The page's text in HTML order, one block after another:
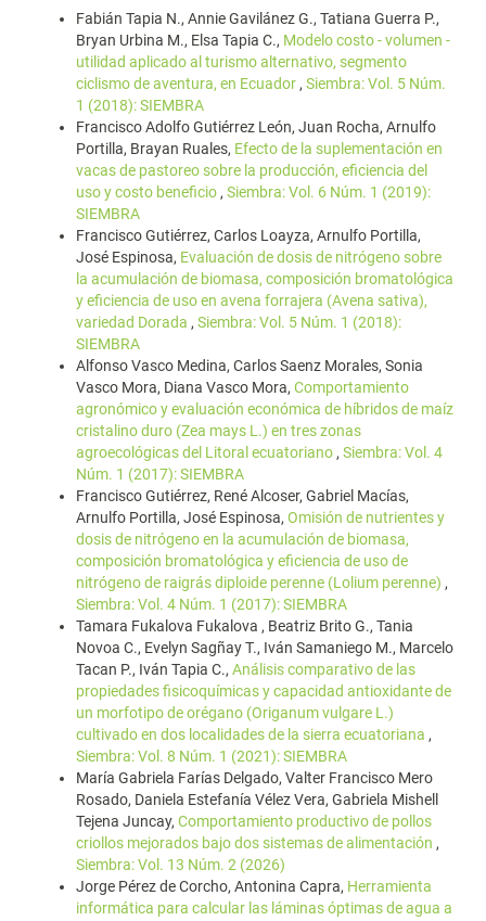
Fabián Tapia N., Annie Gavilánez G., Tatiana Guerra P.,
Bryan Urbina M., Elsa Tapia C., Modelo costo - volumen -
utilidad aplicado al turismo alternativo, segmento
ciclismo de aventura, en Ecuador, Siembra: Vol. 5 Núm.
1 (2018): SIEMBRA
Francisco Adolfo Gutiérrez León, Juan Rocha, Arnulfo
Portilla, Brayan Ruales, Efecto de la suplementación en
vacas de pastoreo sobre la producción, eficiencia del
uso y costo beneficio, Siembra: Vol. 6 Núm. 1 (2019):
SIEMBRA
Francisco Gutiérrez, Carlos Loayza, Arnulfo Portilla,
José Espinosa, Evaluación de dosis de nitrógeno sobre
la acumulación de biomasa, composición bromatológica
y eficiencia de uso en avena forrajera (Avena sativa),
variedad Dorada , Siembra: Vol. 5 Núm. 1 (2018):
SIEMBRA
Alfonso Vasco Medina, Carlos Saenz Morales, Sonia
Vasco Mora, Diana Vasco Mora, Comportamiento
agronómico y evaluación económica de híbridos de maíz
cristalino duro (Zea mays L.) en tres zonas
agroecológicas del Litoral ecuatoriano, Siembra: Vol. 4
Núm. 1 (2017): SIEMBRA
Francisco Gutiérrez, René Alcoser, Gabriel Macías,
Arnulfo Portilla, José Espinosa, Omisión de nutrientes y
dosis de nitrógeno en la acumulación de biomasa,
composición bromatológica y eficiencia de uso de
nitrógeno de raigrás diploide perenne (Lolium perenne) ,
Siembra: Vol. 4 Núm. 1 (2017): SIEMBRA
Tamara Fukalova Fukalova , Beatriz Brito G., Tania
Novoa C., Evelyn Sagñay T., Iván Samaniego M., Marcelo
Tacan P., Iván Tapia C., Análisis comparativo de las
propiedades fisicoquímicas y capacidad antioxidante de
un morfotipo de orégano (Origanum vulgare L.)
cultivado en dos localidades de la sierra ecuatoriana ,
Siembra: Vol. 8 Núm. 1 (2021): SIEMBRA
María Gabriela Farías Delgado, Valter Francisco Mero
Rosado, Daniela Estefanía Vélez Vera, Gabriela Mishell
Tejena Juncay, Comportamiento productivo de pollos
criollos mejorados bajo dos sistemas de alimentación ,
Siembra: Vol. 13 Núm. 2 (2026)
Jorge Pérez de Corcho, Antonina Capra, Herramienta
informática para calcular las láminas óptimas de agua a